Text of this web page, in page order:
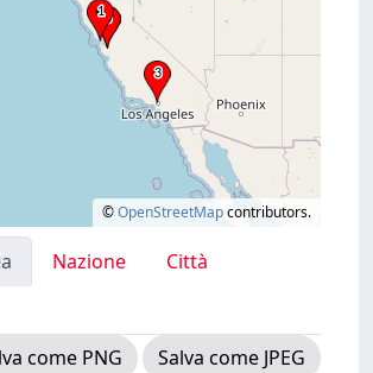
©OpenStreetMapcontributors.
Nazione
Città
come PNG
Salva come JPEG